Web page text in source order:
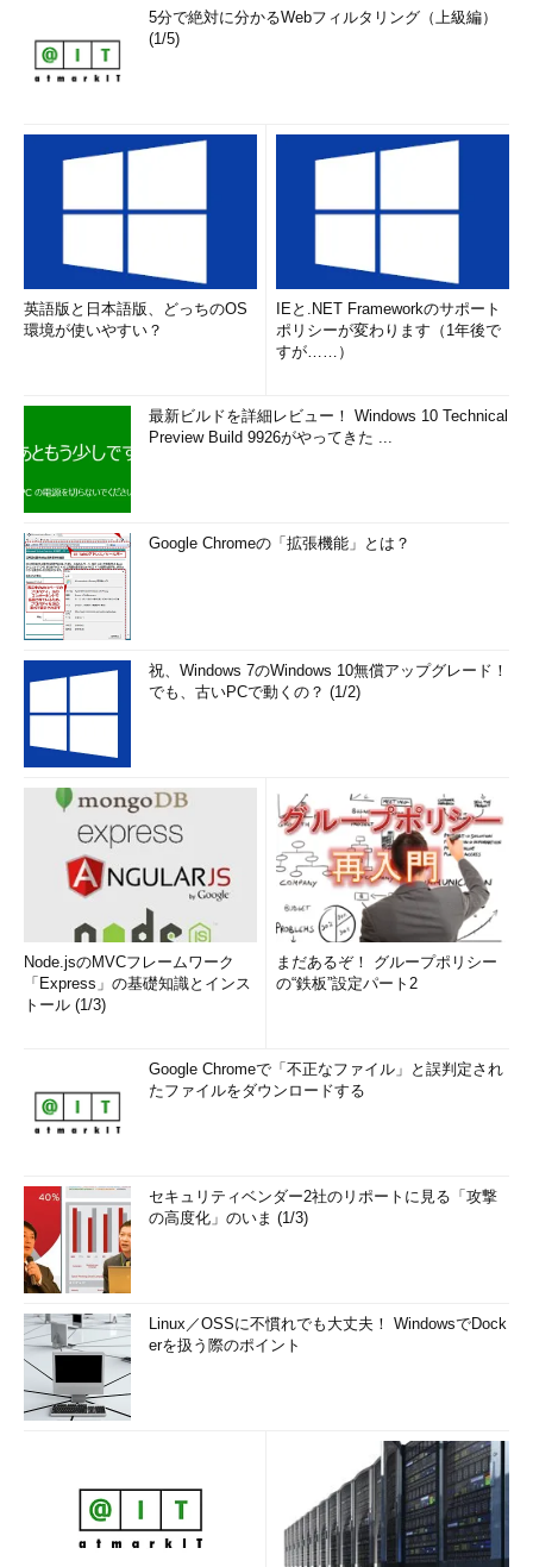
5分で絶対に分かるWebフィルタリング（上級編）
(1/5)
英語版と日本語版、どっちのOS
環境が使いやすい？
IEと.NET Frameworkのサポート
ポリシーが変わります（1年後で
すが……）
最新ビルドを詳細レビュー！ Windows 10 Technical
Preview Build 9926がやってきた ...
Google Chromeの「拡張機能」とは？
祝、Windows 7のWindows 10無償アップグレード！
でも、古いPCで動くの？ (1/2)
Node.jsのMVCフレームワーク
「Express」の基礎知識とインス
トール (1/3)
まだあるぞ！ グループポリシー
の“鉄板”設定パート2
Google Chromeで「不正なファイル」と誤判定され
たファイルをダウンロードする
セキュリティベンダー2社のリポートに見る「攻撃
の高度化」のいま (1/3)
Linux／OSSに不慣れでも大丈夫！ WindowsでDock
erを扱う際のポイント